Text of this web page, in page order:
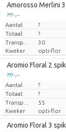
Amorosso Merlini 3
??? -,--
Prijs per stuk
Aantal ?
Totaal:
?
30
Kweker
opti-flor
Aromio Floral 2
??? -,--
Prijs per stuk
Aantal ?
Totaal:
?
55
Kweker
opti-flor
Aromio Floral 3